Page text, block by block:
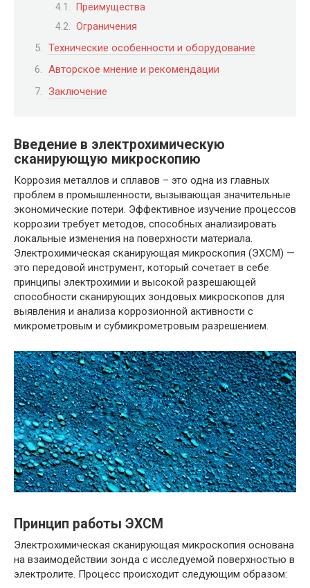
Преимущества
Ограничения
Технические особенности и оборудование
Авторское мнение и рекомендации
Заключение
Введение в электрохимическую
сканирующую микроскопию
Коррозия металлов и сплавов – это одна из главных
проблем в промышленности, вызывающая значительные
экономические потери. Эффективное изучение процессов
коррозии требует методов, способных анализировать
локальные изменения на поверхности материала.
Электрохимическая сканирующая микроскопия (ЭХСМ) —
это передовой инструмент, который сочетает в себе
принципы электрохимии и высокой разрешающей
способности сканирующих зондовых микроскопов для
выявления и анализа коррозионной активности с
микрометровым и субмикрометровым разрешением.
Принцип работы ЭХСМ
Электрохимическая сканирующая микроскопия основана
на взаимодействии зонда с исследуемой поверхностью в
электролите. Процесс происходит следующим образом: